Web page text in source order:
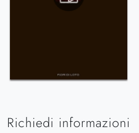
Richiedi informazioni